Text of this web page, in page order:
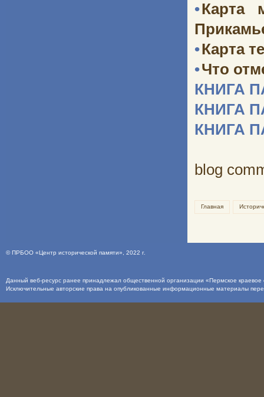
•Карта
•Карта
•Что
КНИГА
КНИГА
КНИГА
blog
Главная
©ПРБОО «Центр исторической памяти» , 2022 г.
Данный веб-ресурс ранее принадлежал общественной организации «Пермское
Исключительные авторские права на опубликованные информационные материалы